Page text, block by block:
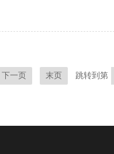
下一页 末页 跳转到第